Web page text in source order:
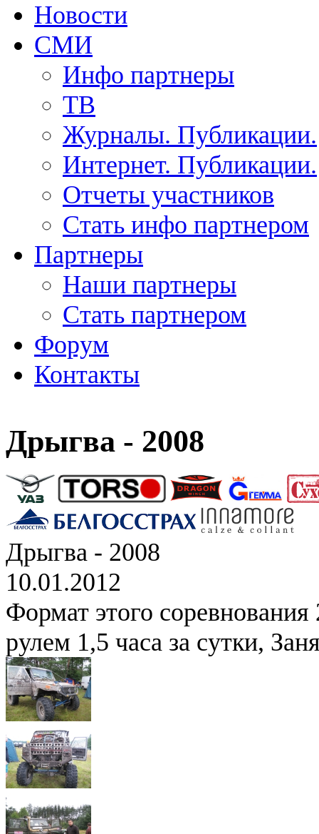
Новости
СМИ
Инфо партнеры
ТВ
Журналы. Публикации.
Интернет. Публикации.
Отчеты участников
Стать инфо партнером
Партнеры
Наши партнеры
Стать партнером
Форум
Контакты
Дрыгва - 2008
Дрыгва - 2008
10.01.2012
Формат этого соревнования
рулем 1,5 часа за сутки,